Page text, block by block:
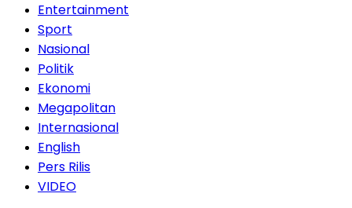
Entertainment
Sport
Nasional
Politik
Ekonomi
Megapolitan
Internasional
English
Pers Rilis
VIDEO